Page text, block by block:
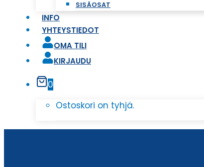
SISÄOSAT
INFO
YHTEYSTIEDOT
OMA TILI
KIRJAUDU
0
Ostoskori on tyhjä.